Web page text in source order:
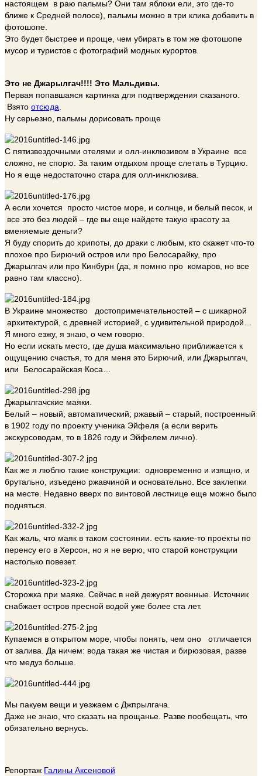
настоящем в раю пальмы? Они там яблоки ели, это где-то
ближе к Средней полосе), пальмы можно в три клика добавить в
фотошопе.
Это будет быстрее и проще, чем убирать в том же фотошопе
мусор и туристов с фотографий модных курортов.
Это не Джарылгач!!!! Это Мальдивы.
Первая попавшаяся картинка для подтверждения сказаного.
Взято отсюда
Ну серьезно, пальмы дорисовать проще
С пятизвездочными отелями и олл-инклюзивом в Украине все
сложно, не спорю. За таким отдыхом проще слетать в Турцию.
Но я еще недостаточно стара для олл-инклюзива.
А если хочется просто чистое море, и солнце, и белый песок, и
все это без людей – где вы еще найдете такую красоту за
вменяемые деньги?
Я буду спорить до хрипоты, до драки с любым, кто скажет что-то
плохое про Бирючий остров или про Белосарайку, про
Джарылгач или про Кинбурн (да, я помню про комаров, но все
равно там классно).
В Украине множество достопримечательностей – с шикарной
архитектурой, с древней историей, с удивительной природой…
Я много езжу, я знаю, о чем говорю.
Но если искать место, где душа максимально приближается к
ощущению счастья, то для меня это Бирючий, или Джарылгач,
или Белосарайская Коса…
Джарылгачские маяки.
Белый – новый, автоматический; ржавый – старый, построенный
в 1902 году по проекту ученика Эйфеля (а если верить
экскурсоводам, то в 1826 году и Эйфелем лично).
Как же я люблю такие конструкции: одновременно и изящно, и
брутально, изъедено ржавчиной и основательно. Все заклепки
на месте. Недавно вверх по винтовой лестнице еще можно было
подняться.
Как жаль, что маяк в таком состоянии. есть какие-то проекты по
перенсу его в Херсон, но я не верю, что старой конструкции
настолько повезет.
Сторожка при маяке. Сейчас в ней дежурят военные. Источник
снабжает остров пресной водой уже более ста лет.
Купаемся в открытом море, чтобы понять, чем оно отличается
от залива. Да ничем: вода такая же чистая и бирюзовая, разве
что медуз больше.
Мы пакуем вещи и уезжаем с Джпрылгача.
Даже не знаю, что сказать на прощанье. Разве пообещать, что
обязательно вернусь.
Репортаж Галины Аксеновой